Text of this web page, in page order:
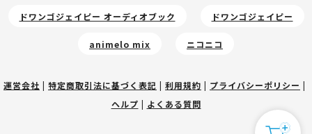
ドワンゴジェイピー オーディオブック ドワンゴジェイピー
animelo mix ニコニコ
運営会社 | 特定商取引法に基づく表記 | 利用規約 | プライバシーポリシー |
ヘルプ | よくある質問